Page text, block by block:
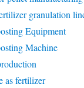
granulation
Equipment
Machine
as fertilizer